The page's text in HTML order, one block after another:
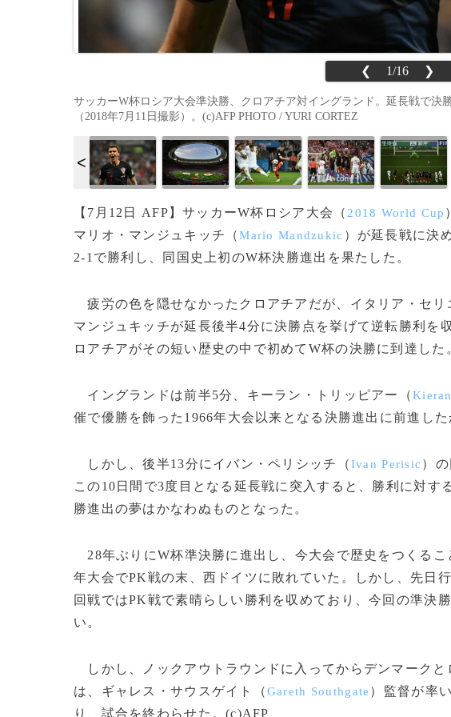
❮ 1/16 ❯
サッカーW杯ロシア大会準決勝、クロアチア対イングランド。延長戦で決
（2018年7月11日撮影）。(c)AFP PHOTO / YURI CORTEZ
【7月12日 AFP】サッカーW杯ロシア大会（ 2018 World Cup
マリオ・マンジュキッチ（Mario Mandzukic ）が延長戦に決
2-1で勝利し、同国史上初のW杯決勝進出を果たした。
疲労の色を隠せなかったクロアチアだが、イタリア・セリ
マンジュキッチが延長後半4分に決勝点を挙げて逆転勝利を
ロアチアがその短い歴史の中で初めてW杯の決勝に到達した
イングランドは前半5分、キーラン・トリッピアー（
催で優勝を飾った1966年大会以来となる決勝進出に前進した
しかし、後半13分にイバン・ペリシッチ（Ivan Perisic ）
この10日間で3度目となる延長戦に突入すると、勝利に対す
勝進出の夢はかなわぬものとなった。
28年ぶりにW杯準決勝に進出し、今大会で歴史をつくる
年大会でPK戦の末、西ドイツに敗れていた。しかし、先日
回戦ではPK戦で素晴らしい勝利を収めており、今回の準決
い。
しかし、ノックアウトラウンドに入ってからデンマーク
は、ギャレス・サウスゲイト（Gareth Southgate ）監督が率
り、試合を終わらせた。(c)AFP